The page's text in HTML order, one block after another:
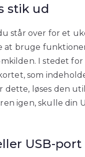
stik ud
står over for et
at bruge
I stedet
som
dette, løses den
igen, skulle din
USB-port